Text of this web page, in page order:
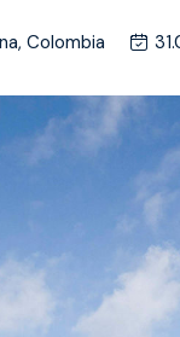
Colombia